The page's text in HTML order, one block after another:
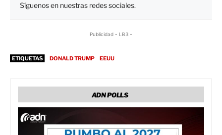
Síguenos en nuestras redes sociales.
Publicidad - LB3 -
ETIQUETAS DONALD TRUMP EEUU
ADN POLLS